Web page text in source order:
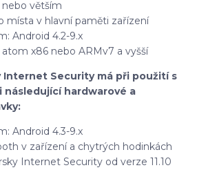
větším
místa v hlavní paměti zařízení
Android 4.2-9.x
x86 nebo ARMv7 a vyšší
Internet Security má při použití s
následující hardwarové a
Android 4.3-9.x
v zařízení a chytrých hodinkách
Internet Security od verze 11.10